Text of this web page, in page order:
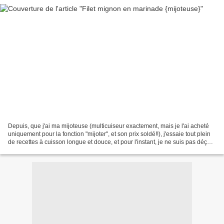
Depuis, que j'ai ma mijoteuse (multicuiseur exactement, mais je l'ai acheté
uniquement pour la fonction "mijoter", et son prix soldé!!), j'essaie tout plein
de recettes à cuisson longue et douce, et pour l'instant, je ne suis pas déçue: